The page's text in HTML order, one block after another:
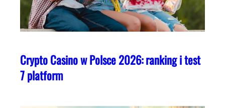
Crypto Casino w Polsce 2026: ranking i test
7 platform